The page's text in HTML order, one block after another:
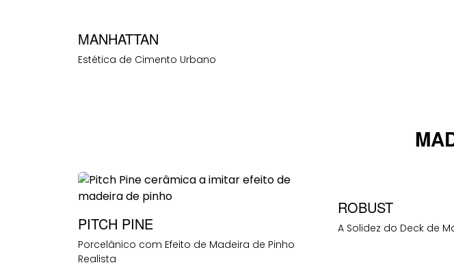
MANHATTAN
Estética de Cimento Urbano
PITCH PINE
Porcelânico com Efeito de Madeira de Pinho
Realista
ROBUST
A Solidez do Deck de